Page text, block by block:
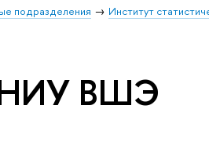
подразделения
Институт
НИУ ВШЭ